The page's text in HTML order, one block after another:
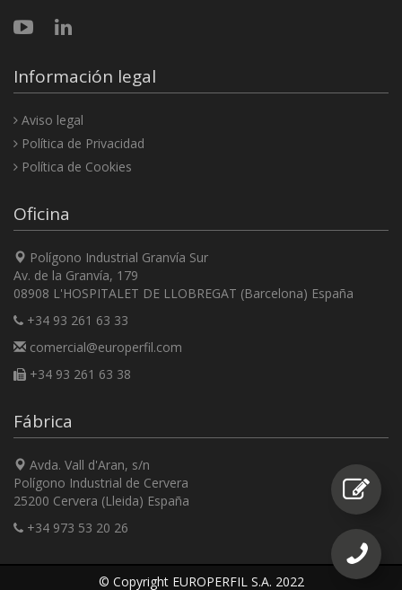
Información legal
Aviso legal
Política de Privacidad
Política de Cookies
Oficina
Polígono Industrial Granvía Sur
Av. de la Granvía, 179
08908 L'HOSPITALET DE LLOBREGAT (Barcelona) España
+34 93 261 63 33
comercial@europerfil.com
+34 93 261 63 38
Fábrica
Avda. Vall d'Aran, s/n
Polígono Industrial de Cervera
25200 Cervera (Lleida) España
+34 973 53 20 26
© Copyright EUROPERFIL S.A. 2022